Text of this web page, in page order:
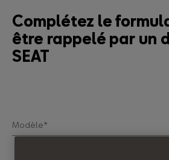
Complétez le
être rappelé par un
SEAT
Modèle*